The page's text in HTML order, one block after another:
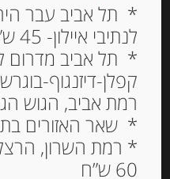
* תל אביב עבר
לנתיבי איילון- 45 ש”ח
* תל אביב מדרום
קפלן-דיזנגוף-
רמת אביב, הגוש הגדול
* שאר האזורים בתל
* רמת השרון,
60 ש”ח